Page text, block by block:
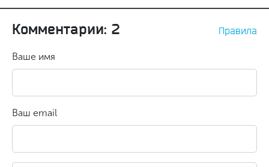
Комментарии: 2 Правила
Ваше имя
Ваш email